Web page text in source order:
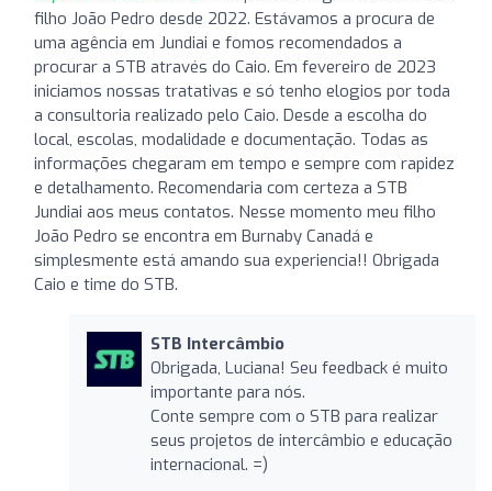
filho João Pedro desde 2022. Estávamos a procura de
uma agência em Jundiai e fomos recomendados a
procurar a STB através do Caio. Em fevereiro de 2023
iniciamos nossas tratativas e só tenho elogios por toda
a consultoria realizado pelo Caio. Desde a escolha do
local, escolas, modalidade e documentação. Todas as
informações chegaram em tempo e sempre com rapidez
e detalhamento. Recomendaria com certeza a STB
Jundiai aos meus contatos. Nesse momento meu filho
João Pedro se encontra em Burnaby Canadá e
simplesmente está amando sua experiencia!! Obrigada
Caio e time do STB.
STB Intercâmbio
Obrigada, Luciana! Seu feedback é muito
importante para nós.
Conte sempre com o STB para realizar
seus projetos de intercâmbio e educação
internacional. =)